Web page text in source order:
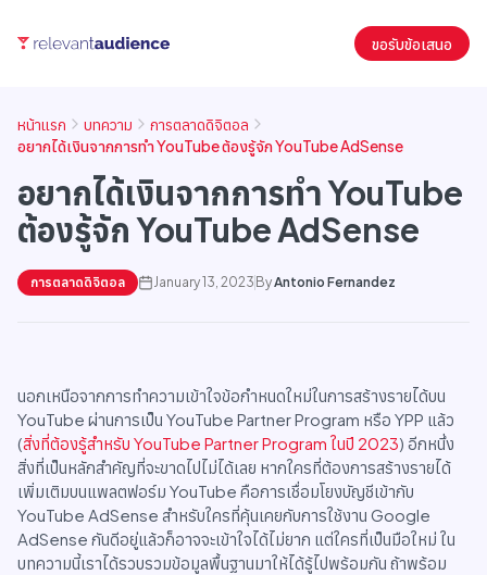
ขอรับข้อเสนอ
หน้าแรก บทความ
การตลาดดิจิตอล
อยากได้เงินจากการทำ YouTube ต้องรู้จัก YouTube AdSense
อยากได้เงินจากการทำ YouTube
ต้องรู้จัก YouTube AdSense
การตลาดดิจิตอล January 13, 2023 ByAntonio Fernandez
นอกเหนือจากการทำความเข้าใจข้อกำหนดใหม่ในการสร้างรายได้บน
YouTube ผ่านการเป็น YouTube Partner Program หรือ YPP แล้ว
(สิ่งที่ต้องรู้สำหรับ YouTube Partner Program ในปี 2023) อีกหนึ่ง
สิ่งที่เป็นหลักสำคัญที่จะขาดไปไม่ได้เลย หากใครที่ต้องการสร้างรายได้
เพิ่มเติมบนแพลตฟอร์ม YouTube คือการเชื่อมโยงบัญชีเข้ากับ
YouTube AdSense สำหรับใครที่คุ้นเคยกับการใช้งาน Google
AdSense กันดีอยู่แล้วก็อาจจะเข้าใจได้ไม่ยาก แต่ใครที่เป็นมือใหม่ ใน
บทความนี้เราได้รวบรวมข้อมูลพื้นฐานมาให้ได้รู้ไปพร้อมกัน ถ้าพร้อม